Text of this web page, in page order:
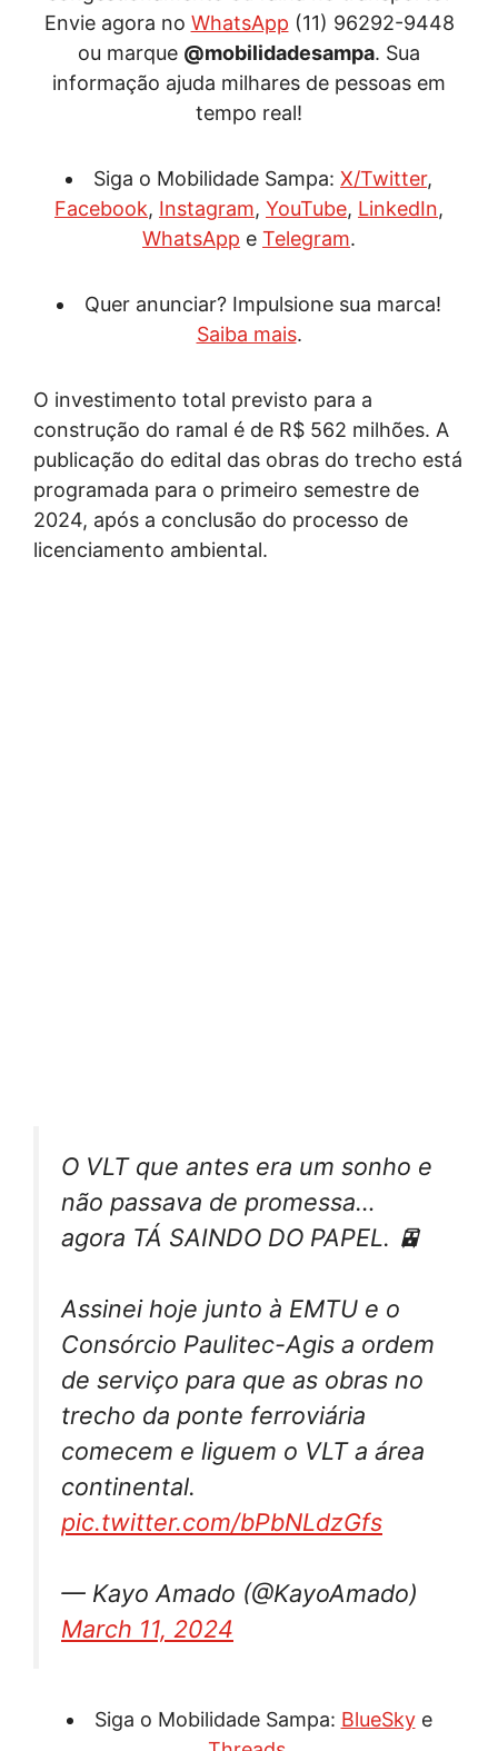
Envie agora no WhatsApp (11) 96292-9448
ou marque @mobilidadesampa. Sua
informação ajuda milhares de pessoas em
tempo real!
Siga o Mobilidade Sampa: X/Twitter,
Facebook, Instagram, YouTube, LinkedIn,
WhatsApp e Telegram.
Quer anunciar? Impulsione sua marca!
Saiba mais.
O investimento total previsto para a
construção do ramal é de R$ 562 milhões. A
publicação do edital das obras do trecho está
programada para o primeiro semestre de
2024, após a conclusão do processo de
licenciamento ambiental.
O VLT que antes era um sonho e
não passava de promessa…
agora TÁ SAINDO DO PAPEL. 🚈
Assinei hoje junto à EMTU e o
Consórcio Paulitec-Agis a ordem
de serviço para que as obras no
trecho da ponte ferroviária
comecem e liguem o VLT a área
continental.
pic.twitter.com/bPbNLdzGfs
— Kayo Amado (@KayoAmado)
March 11, 2024
Siga o Mobilidade Sampa: BlueSkye